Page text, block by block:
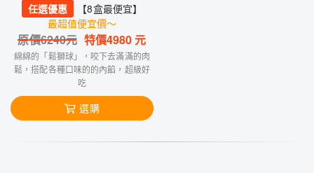
任選優惠
【8盒最便宜】
最超值便宜價～
原價6240元 特價4980 元
綿綿的「鬆獅球」，咬下去滿滿的肉
鬆，搭配各種口味的的內餡，超級好
吃
選購